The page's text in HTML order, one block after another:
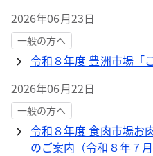
2026年06月23日
一般の方へ
令和８年度 豊洲市場「
2026年06月22日
一般の方へ
令和８年度 食肉市場お
のご案内（令和８年７